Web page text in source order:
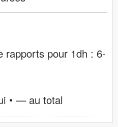
rapports pour 1dh : 6-
•—au total